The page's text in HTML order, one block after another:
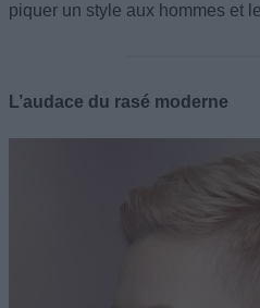
piquer un style aux hommes et
L’audace du rasé moderne